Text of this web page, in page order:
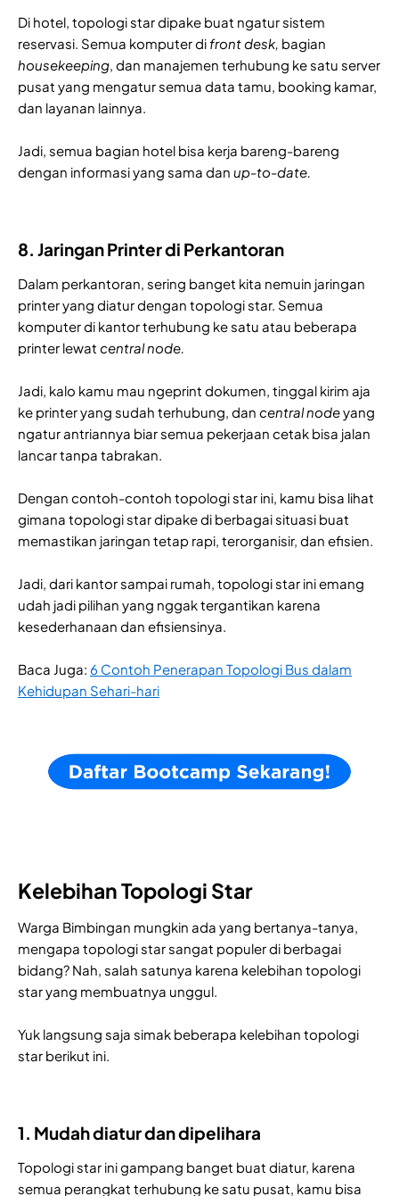
Di hotel, topologi star dipake buat ngatur sistem
reservasi. Semua komputer difront desk, bagian
housekeeping, dan manajemen terhubung ke satu server
pusat yang mengatur semua data tamu, booking kamar,
dan layanan lainnya.
Jadi, semua bagian hotel bisa kerja bareng-bareng
dengan informasi yang sama dan up-to-date.
8. Jaringan Printer di Perkantoran
Dalam perkantoran, sering banget kita nemuin jaringan
printer yang diatur dengan topologi star. Semua
komputer di kantor terhubung ke satu atau beberapa
printer lewat central node.
Jadi, kalo kamu mau ngeprint dokumen, tinggal kirim aja
ke printer yang sudah terhubung, dan central nodeyang
ngatur antriannya biar semua pekerjaan cetak bisa jalan
lancar tanpa tabrakan.
Dengan contoh-contoh topologi star ini, kamu bisa lihat
gimana topologi star dipake di berbagai situasi buat
memastikan jaringan tetap rapi, terorganisir, dan efisien.
Jadi, dari kantor sampai rumah, topologi star ini emang
udah jadi pilihan yang nggak tergantikan karena
kesederhanaan dan efisiensinya.
Baca Juga: 6 Contoh Penerapan Topologi Bus dalam
Kehidupan Sehari-hari
Kelebihan Topologi Star
Warga Bimbingan mungkin ada yang bertanya-tanya,
mengapa topologi star sangat populer di berbagai
bidang? Nah, salah satunya karena kelebihan topologi
star yang membuatnya unggul.
Yuk langsung saja simak beberapa kelebihan topologi
star berikut ini.
1. Mudah diatur dan dipelihara
Topologi star ini gampang banget buat diatur, karena
semua perangkat terhubung ke satu pusat, kamu bisa